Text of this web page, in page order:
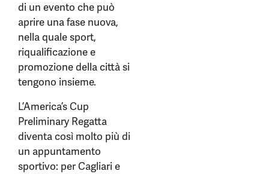
di un evento che può
aprire una fase nuova,
nella quale sport,
riqualificazione e
promozione della città si
tengono insieme.
L’America’s Cup
Preliminary Regatta
diventa così molto più di
un appuntamento
sportivo: per Cagliari e